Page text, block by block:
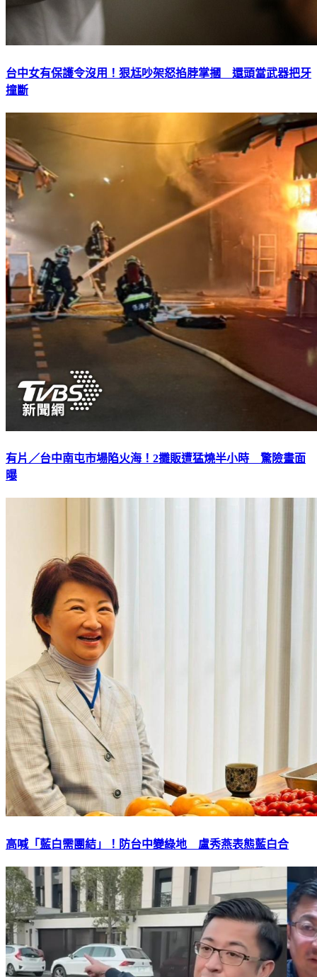
台中女有保護令沒用！狠尪吵架怒掐脖掌摑 還頭當武器把牙
撞斷
有片／台中南屯市場陷火海！2攤販遭猛燒半小時 驚險畫面
曝
高喊「藍白需團結」！防台中變綠地 盧秀燕表態藍白合